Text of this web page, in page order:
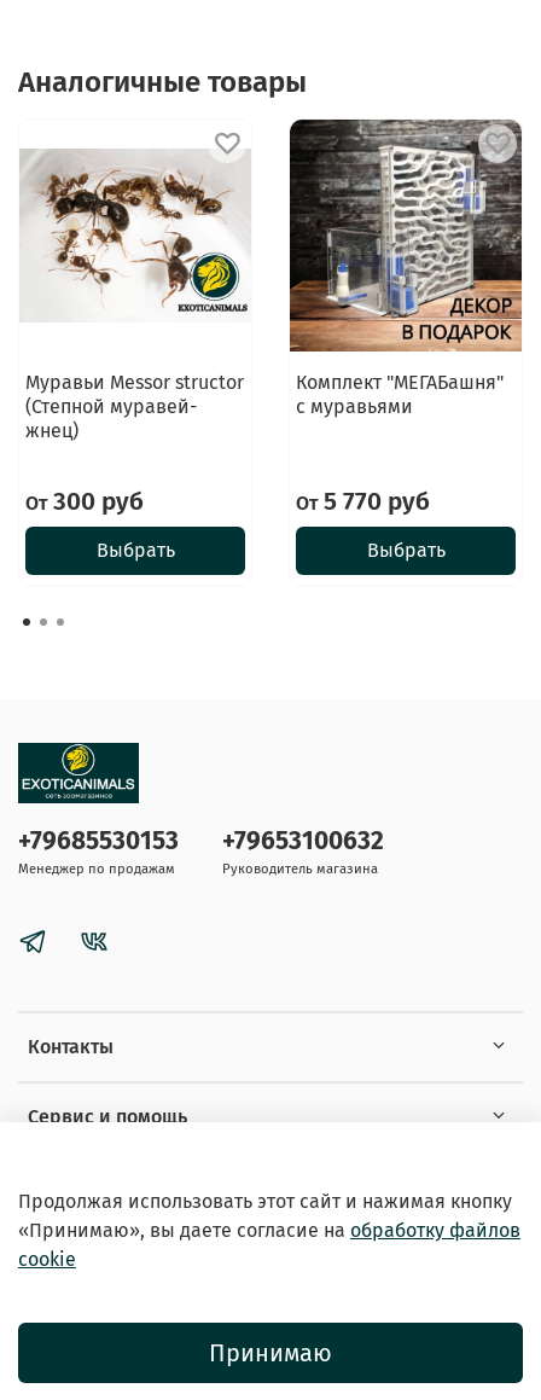
Аналогичные товары
Муравьи Messor structor
(Степной муравей-
жнец)
От300 руб
Выбрать
Комплект "МЕГАБашня"
с муравьями
От5 770 руб
Выбрать
Контакты
Сервис и помощь
+79685530153
Менеджер по продажам
+79653100632
Руководитель магазина
© 2026 Зоомагазин «EXOTICANIMALS»
Продолжая использовать этот сайт и нажимая кнопку
«Принимаю», вы даете согласие на обработку файлов
cookie
Принимаю